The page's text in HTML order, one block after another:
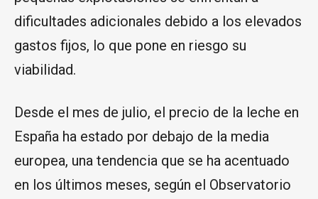
dificultades adicionales debido a los elevados
gastos fijos, lo que pone en riesgo su
viabilidad.
Desde el mes de julio, el precio de la leche en
España ha estado por debajo de la media
europea, una tendencia que se ha acentuado
en los últimos meses, según el Observatorio